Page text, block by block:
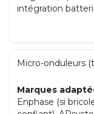
intégration
Micro-onduleurs
Marques
Enphase (si